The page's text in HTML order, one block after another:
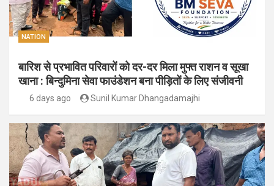
NATION
बारिश से प्रभावित परिवारों को दर-दर मिला मुफ्त राशन व सूखा
खाना : बिन्दुमिना सेवा फाउंडेशन बना पीड़ितों के लिए संजीवनी
6 days ago Sunil Kumar Dhangadamajhi